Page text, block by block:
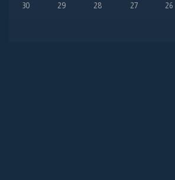
26
27
28
29
30